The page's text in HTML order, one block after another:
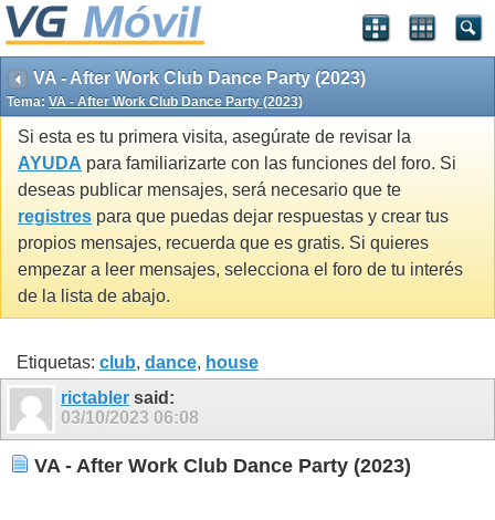
VA - After Work Club Dance Party (2023)
Tema: VA - After Work Club Dance Party (2023)
Si esta es tu primera visita, asegúrate de revisar la
AYUDA para familiarizarte con las funciones del foro. Si
deseas publicar mensajes, será necesario que te
registres para que puedas dejar respuestas y crear tus
propios mensajes, recuerda que es gratis. Si quieres
empezar a leer mensajes, selecciona el foro de tu interés
de la lista de abajo.
Etiquetas: club, dance, house
rictabler said:
03/10/2023 06:08
VA - After Work Club Dance Party (2023)